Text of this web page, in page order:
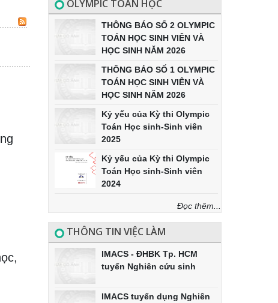
OLYMPIC TOÁN HỌC
THÔNG BÁO SỐ 2 OLYMPIC
TOÁN HỌC SINH VIÊN VÀ
HỌC SINH NĂM 2026
THÔNG BÁO SỐ 1 OLYMPIC
TOÁN HỌC SINH VIÊN VÀ
HỌC SINH NĂM 2026
Kỷ yếu của Kỳ thi Olympic
Toán Học sinh-Sinh viên
2025
Kỷ yếu của Kỳ thi Olympic
Toán Học sinh-Sinh viên
2024
Đọc thêm...
THÔNG TIN VIỆC LÀM
IMACS - ĐHBK Tp. HCM
tuyển Nghiên cứu sinh
IMACS tuyển dụng Nghiên